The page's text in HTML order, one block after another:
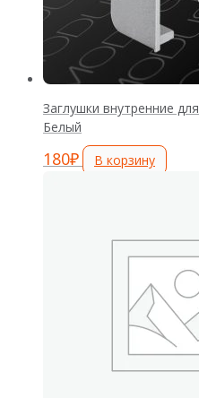
Заглушки внутренние
Белый
180₽ В корзину